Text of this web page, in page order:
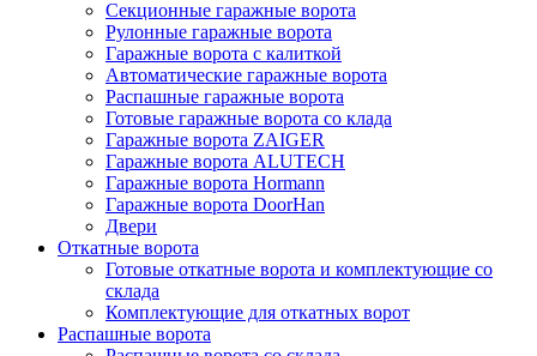
Секционные гаражные ворота
Рулонные гаражные ворота
Гаражные ворота с калиткой
Автоматические гаражные ворота
Распашные гаражные ворота
Готовые гаражные ворота со клада
Гаражные ворота ZAIGER
Гаражные ворота ALUTECH
Гаражные ворота Hormann
Гаражные ворота DoorHan
Двери
Откатные ворота
Готовые откатные ворота и комплектующие со
склада
Комплектующие для откатных ворот
Распашные ворота